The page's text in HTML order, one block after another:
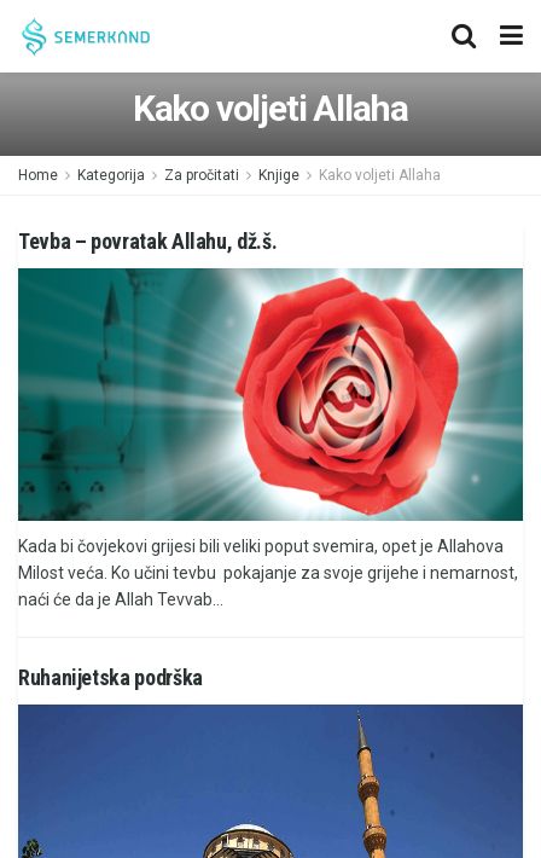
Kako voljeti Allaha
Home Kategorija Za pročitati Knjige Kako voljeti Allaha
Tevba – povratak Allahu, dž.š.
Kada bi čovjekovi grijesi bili veliki poput svemira, opet je Allahova
Milost veća. Ko učini tevbu pokajanje za svoje grijehe i nemarnost,
naći će da je Allah Tevvab...
Ruhanijetska podrška